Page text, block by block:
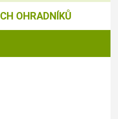
OHRADNÍKŮ